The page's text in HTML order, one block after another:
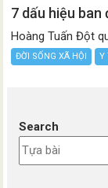
7 dấu hiệu
Hoàng Tuấn Đột
ĐỜI SỐNG XÃ HỘI Y
Search